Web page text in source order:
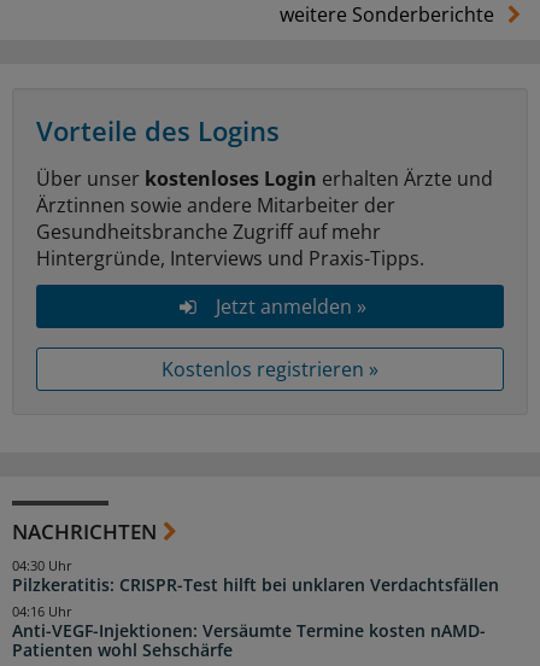
weitere Sonderberichte
Vorteile des Logins
Über unser kostenloses Login erhalten Ärzte und
Ärztinnen sowie andere Mitarbeiter der
Gesundheitsbranche Zugriff auf mehr
Hintergründe, Interviews und Praxis-Tipps.
Jetzt anmelden »
Kostenlos registrieren »
NACHRICHTEN
Pilzkeratitis: CRISPR-Test hilft bei unklaren Verdachtsfällen
04:30 Uhr
Anti-VEGF-Injektionen: Versäumte Termine kosten nAMD-
Patienten wohl Sehschärfe
04:16 Uhr